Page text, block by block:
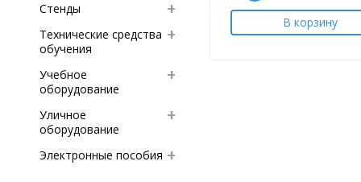
Стенды
Технические средства
обучения
Учебное
оборудование
Уличное
оборудование
Электронные пособия
В корзину